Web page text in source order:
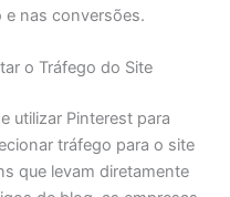
nas conversões.
o Tráfego do Site
utilizar Pinterest para
tráfego para o site
que levam diretamente